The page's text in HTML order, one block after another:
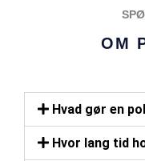
OM
Hvad gør en
Hvor lang tid